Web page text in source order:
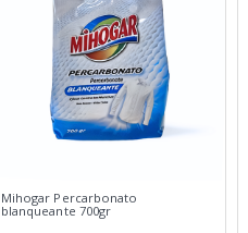
Mihogar Percarbonato
blanqueante 700gr